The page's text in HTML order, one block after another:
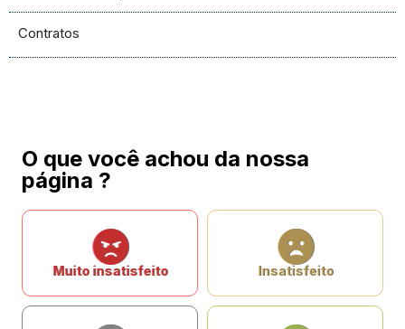
Contratos
O que você achou da nossa
página ?
Muito insatisfeito Insatisfeito